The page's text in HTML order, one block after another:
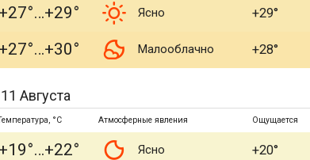
+27° +29° Ясно +29°
+27° +30° Малооблачно +28°
Августа
°C Атмосферные явления Ощущается
+19° +22° Ясно +20°